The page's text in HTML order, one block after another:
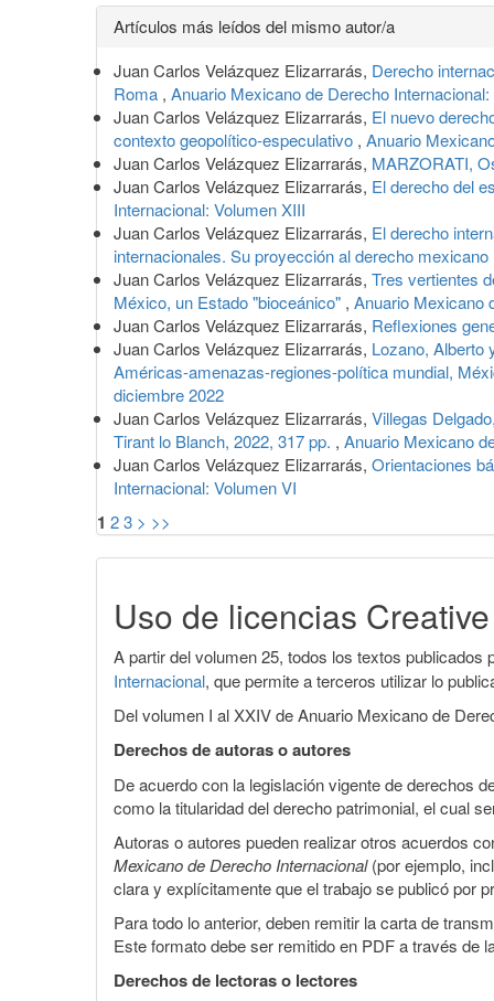
Detalles
del
artículo
Artículos más leídos del mismo autor/a
Juan Carlos Velázquez Elizarrarás, Derecho
Roma , Anuario Mexicano de Derecho
Juan Carlos Velázquez Elizarrarás, El nuevo
contexto geopolítico-especulativo , Anuario
Juan Carlos Velázquez Elizarrarás, MARZORATI,
Juan Carlos Velázquez Elizarrarás, El derecho del
Internacional: Volumen XIII
Juan Carlos Velázquez Elizarrarás, El derecho
internacionales. Su proyección al derecho mexicano
Juan Carlos Velázquez Elizarrarás, Tres vertientes
México, un Estado "bioceánico" , Anuario Mexicano
Juan Carlos Velázquez Elizarrarás, Reflexiones
Juan Carlos Velázquez Elizarrarás, Lozano, Alberto
Américas-amenazas-regiones-política mundial,
diciembre 2022
Juan Carlos Velázquez Elizarrarás, Villegas
Tirant lo Blanch, 2022, 317 pp. , Anuario Mexicano
Juan Carlos Velázquez Elizarrarás, Orientaciones
Internacional: Volumen VI
1 23 > >>
Uso de licencias
A partir del volumen 25, todos los textos publicados
Internacional, que permite a terceros utilizar lo
Del volumen I al XXIV de Anuario Mexicano de
Derechos de autoras o autores
De acuerdo con la legislación vigente de derechos
como la titularidad del derecho patrimonial, el cual
Autoras o autores pueden realizar otros acuerdos
Mexicano de Derecho Internacional(por ejemplo,
clara y explícitamente que el trabajo se publicó por
Para todo lo anterior, deben remitir la carta de
Este formato debe ser remitido en PDF a través de
Derechos de lectoras o lectores